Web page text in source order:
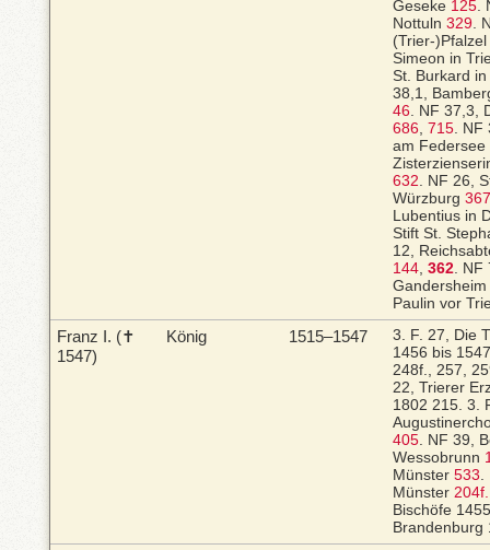
Geseke 125.
Nottuln 329.
(Trier-)Pfalzel
Simeon in
St. Burkard
38,1,
46. NF 37,3,
686, 715. NF
am Federsee
632. NF 26,
Würzburg
Lubentius in
Stift St.
12,
144, 362. NF
Gandersheim
Paulin vor
Franz I. (✝
1547)
König 1515–1547
3. F. 27, Die
1456 bis
248f., 257,
22, Trierer
1802 215. 3.
405. NF 39,
Wessobrunn
Münster 533.
Münster 204f.
Bischöfe